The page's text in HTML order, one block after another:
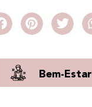
Bem-Estar